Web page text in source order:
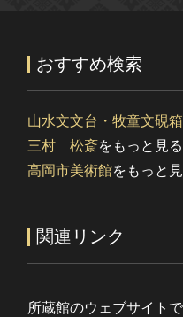
おすすめ検索
山水文文台・牧童文硯箱
三村 松斎をもっと見る
高岡市美術館をもっと
関連リンク
所蔵館のウェブサイト